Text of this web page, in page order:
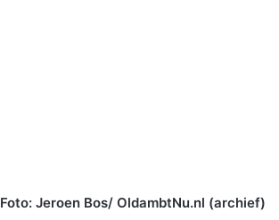
Foto: Jeroen Bos/ OldambtNu.nl (archief)